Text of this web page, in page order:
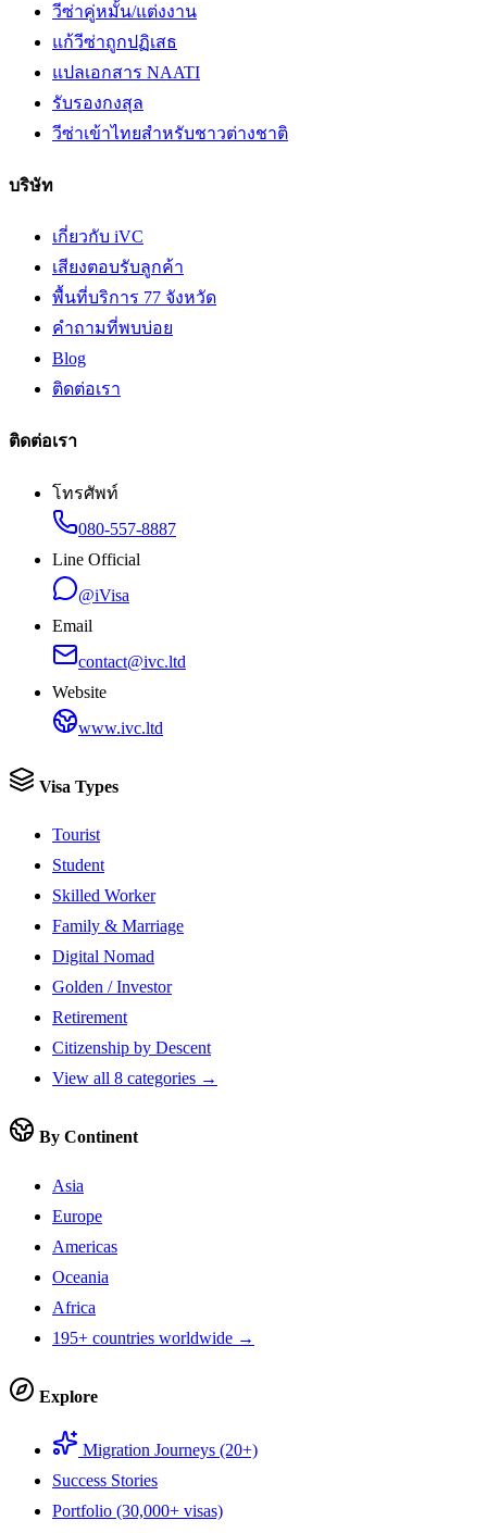
วีซ่าคู่หมั้น/แต่งงาน
แก้วีซ่าถูกปฏิเสธ
แปลเอกสาร NAATI
รับรองกงสุล
วีซ่าเข้าไทยสำหรับชาวต่างชาติ
บริษัท
เกี่ยวกับ iVC
เสียงตอบรับลูกค้า
พื้นที่บริการ 77 จังหวัด
คำถามที่พบบ่อย
Blog
ติดต่อเรา
ติดต่อเรา
โทรศัพท์
080-557-8887
Line Official
@iVisa
Email
contact@ivc.ltd
Website
www.ivc.ltd
Visa Types
Tourist
Student
Skilled Worker
Family & Marriage
Digital Nomad
Golden / Investor
Retirement
Citizenship by Descent
View all 8 categories →
By Continent
Asia
Europe
Americas
Oceania
Africa
195+ countries worldwide →
Explore
Migration Journeys (20+)
Success Stories
Portfolio (30,000+ visas)